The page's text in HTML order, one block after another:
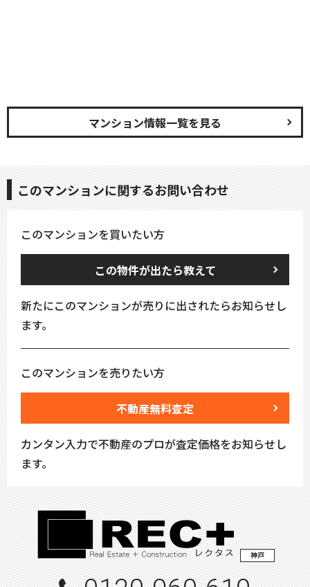
マンション情報一覧を見る
このマンションに関するお問い合わせ
このマンションを買いたい方
この物件が出たら教えて
新たにこのマンションが売りに出されたらお知らせし
ます。
このマンションを売りたい方
不動産無料査定
カンタン入力で不動産のプロが査定価格をお知らせし
ます。
神戸